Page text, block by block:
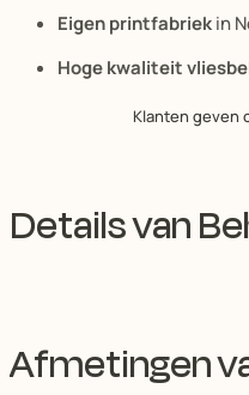
Eigen printfabriekin
Hoge kwaliteit
Klanten geven
Details van
Afmetingen